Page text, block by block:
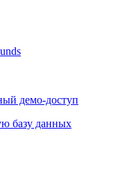
базу данных
базу данных